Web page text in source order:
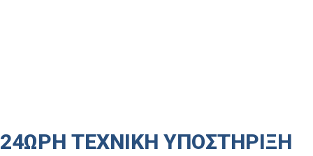
24ΩΡΗ ΤΕΧΝΙΚΗ ΥΠΟΣΤΗΡΙΞΗ